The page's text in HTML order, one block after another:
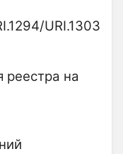
URI.1303
реестра на